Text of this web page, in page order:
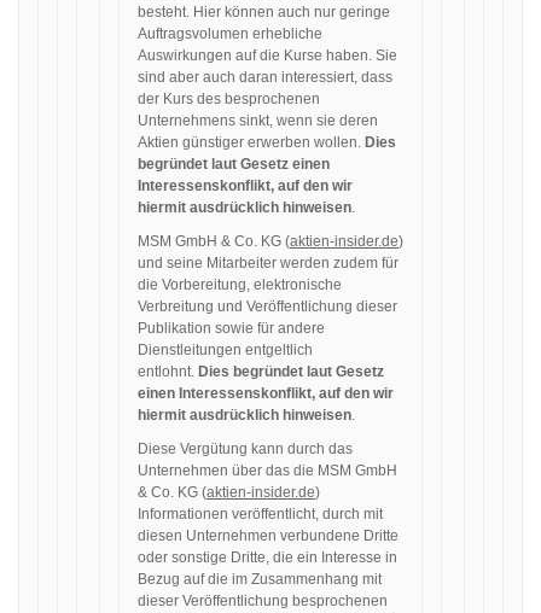
besteht. Hier können auch nur geringe
Auftragsvolumen erhebliche
Auswirkungen auf die Kurse haben. Sie
sind aber auch daran interessiert, dass
der Kurs des besprochenen
Unternehmens sinkt, wenn sie deren
Aktien günstiger erwerben wollen. Dies
begründet laut Gesetz einen
Interessenskonflikt, auf den wir
hiermit ausdrücklich hinweisen.
MSM GmbH & Co. KG (aktien-insider.de)
und seine Mitarbeiter werden zudem für
die Vorbereitung, elektronische
Verbreitung und Veröffentlichung dieser
Publikation sowie für andere
Dienstleitungen entgeltlich
entlohnt. Dies begründet laut Gesetz
einen Interessenskonflikt, auf den wir
hiermit ausdrücklich hinweisen.
Diese Vergütung kann durch das
Unternehmen über das die MSM GmbH
& Co. KG (aktien-insider.de)
Informationen veröffentlicht, durch mit
diesen Unternehmen verbundene Dritte
oder sonstige Dritte, die ein Interesse in
Bezug auf die im Zusammenhang mit
dieser Veröffentlichung besprochenen